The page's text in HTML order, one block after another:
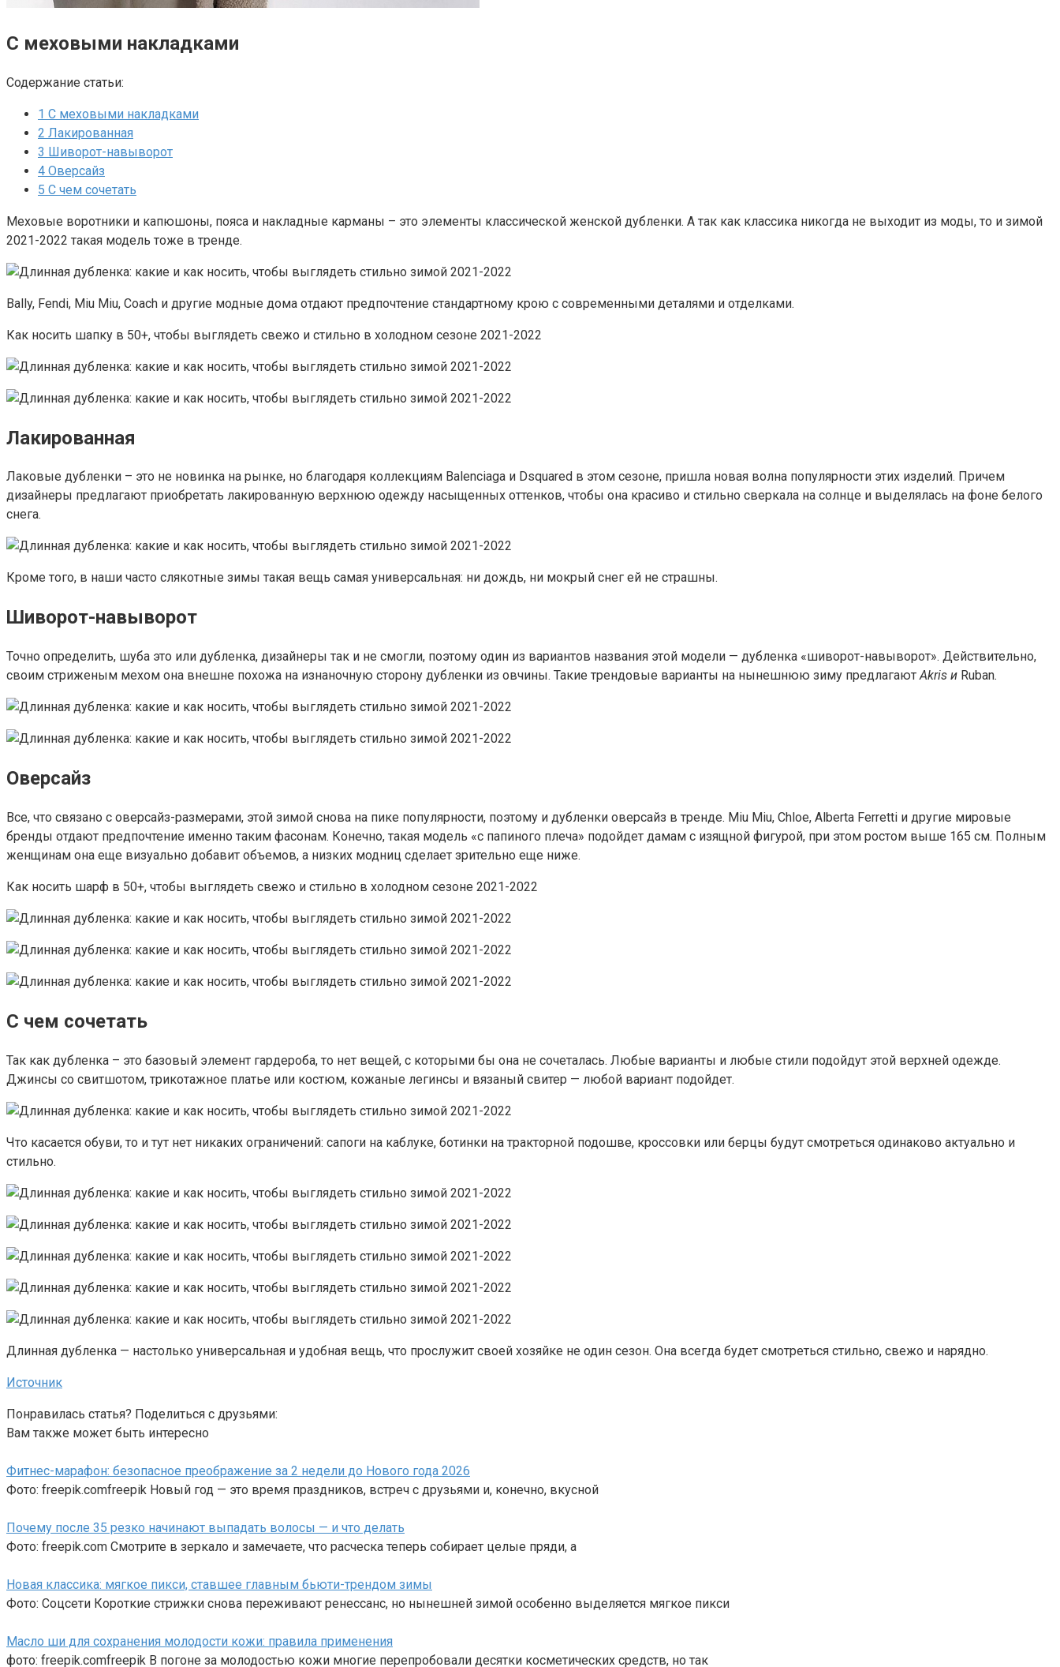
С меховыми накладками
Содержание статьи:
1 С меховыми накладками
2 Лакированная
3 Шиворот-навыворот
4 Оверсайз
5 С чем сочетать
Меховые воротники и капюшоны, пояса и накладные карманы – это элементы классической женской дубленки. А так как классика никогда не выходит из моды, то и зимой
2021-2022 такая модель тоже в тренде.
Bally, Fendi, Miu Miu, Coach и другие модные дома отдают предпочтение стандартному крою с современными деталями и отделками.
Как носить шапку в 50+, чтобы выглядеть свежо и стильно в холодном сезоне 2021-2022
Лакированная
Лаковые дубленки – это не новинка на рынке, но благодаря коллекциям Balenciaga и Dsquared в этом сезоне, пришла новая волна популярности этих изделий. Причем
дизайнеры предлагают приобретать лакированную верхнюю одежду насыщенных оттенков, чтобы она красиво и стильно сверкала на солнце и выделялась на фоне белого
снега.
Кроме того, в наши часто слякотные зимы такая вещь самая универсальная: ни дождь, ни мокрый снег ей не страшны.
Шиворот-навыворот
Точно определить, шуба это или дубленка, дизайнеры так и не смогли, поэтому один из вариантов названия этой модели — дубленка «шиворот-навыворот». Действительно,
своим стриженым мехом она внешне похожа на изнаночную сторону дубленки из овчины. Такие трендовые варианты на нынешнюю зиму предлагаютAkris и Ruban.
Оверсайз
Все, что связано с оверсайз-размерами, этой зимой снова на пике популярности, поэтому и дубленки оверсайз в тренде. Miu Miu, Chloe, Alberta Ferretti и другие мировые
бренды отдают предпочтение именно таким фасонам. Конечно, такая модель «с папиного плеча» подойдет дамам с изящной фигурой, при этом ростом выше 165 см. Полным
женщинам она еще визуально добавит объемов, а низких модниц сделает зрительно еще ниже.
Как носить шарф в 50+, чтобы выглядеть свежо и стильно в холодном сезоне 2021-2022
С чем сочетать
Так как дубленка – это базовый элемент гардероба, то нет вещей, с которыми бы она не сочеталась. Любые варианты и любые стили подойдут этой верхней одежде.
Джинсы со свитшотом, трикотажное платье или костюм, кожаные легинсы и вязаный свитер — любой вариант подойдет.
Что касается обуви, то и тут нет никаких ограничений: сапоги на каблуке, ботинки на тракторной подошве, кроссовки или берцы будут смотреться одинаково актуально и
стильно.
Длинная дубленка — настолько универсальная и удобная вещь, что прослужит своей хозяйке не один сезон. Она всегда будет смотреться стильно, свежо и нарядно.
Источник
Понравилась статья? Поделиться с друзьями:
Вам также может быть интересно
Фитнес-марафон: безопасное преображение за 2 недели до Нового года 2026
Фото: freepik.comfreepik Новый год — это время праздников, встреч с друзьями и, конечно, вкусной
Почему после 35 резко начинают выпадать волосы — и что делать
Фото: freepik.com Смотрите в зеркало и замечаете, что расческа теперь собирает целые пряди, а
Новая классика: мягкое пикси, ставшее главным бьюти-трендом зимы
Фото: Соцсети Короткие стрижки снова переживают ренессанс, но нынешней зимой особенно выделяется мягкое пикси
Масло ши для сохранения молодости кожи: правила применения
фото: freepik.comfreepik В погоне за молодостью кожи многие перепробовали десятки косметических средств, но так